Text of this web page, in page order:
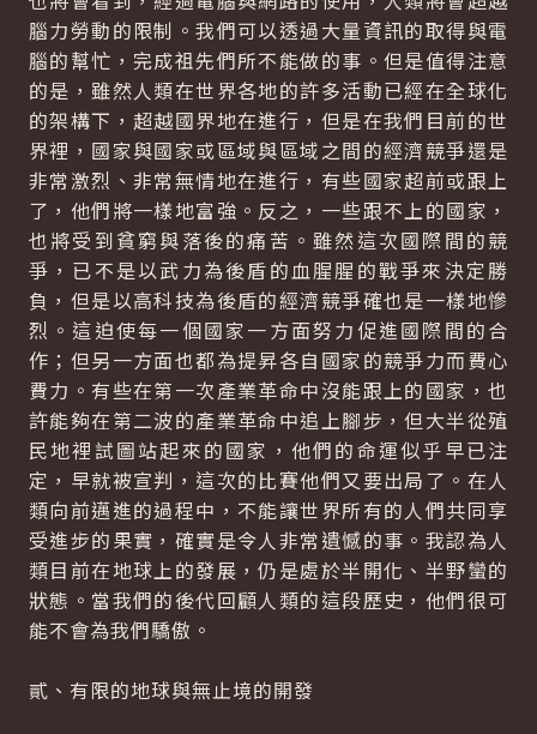
腦力勞動的限制。我們可以透過大量資訊的取得與電
腦的幫忙，完成祖先們所不能做的事。但是值得注意
的是，雖然人類在世界各地的許多活動已經在全球化
的架構下，超越國界地在進行，但是在我們目前的世
界裡，國家與國家或區域與區域之間的經濟競爭還是
非常激烈、非常無情地在進行，有些國家超前或跟上
了，他們將一樣地富強。反之，一些跟不上的國家，
也將受到貧窮與落後的痛苦。雖然這次國際間的競
爭，已不是以武力為後盾的血腥腥的戰爭來決定勝
負，但是以高科技為後盾的經濟競爭確也是一樣地慘
烈。這迫使每一個國家一方面努力促進國際間的合
作；但另一方面也都為提昇各自國家的競爭力而費心
費力。有些在第一次產業革命中沒能跟上的國家，也
許能夠在第二波的產業革命中追上腳步，但大半從殖
民地裡試圖站起來的國家，他們的命運似乎早已注
定，早就被宣判，這次的比賽他們又要出局了。在人
類向前邁進的過程中，不能讓世界所有的人們共同享
受進步的果實，確實是令人非常遺憾的事。我認為人
類目前在地球上的發展，仍是處於半開化、半野蠻的
狀態。當我們的後代回顧人類的這段歷史，他們很可
能不會為我們驕傲。
貳、有限的地球與無止境的開發